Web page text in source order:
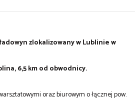
zlokalizowany w Lublinie w
6,5 km od obwodnicy.
oraz biurowym o łącznej pow.